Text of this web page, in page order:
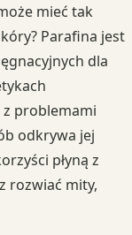
mieć tak
Parafina jest
dla
problemami
odkrywa jej
płyną z
rozwiać mity,